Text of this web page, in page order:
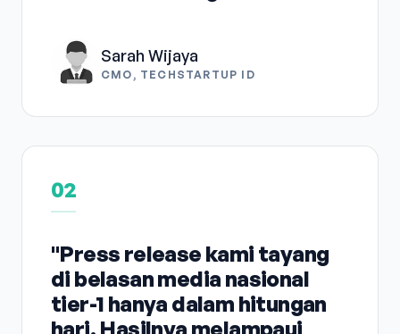
Sarah Wijaya
CMO, TECHSTARTUP ID
02
"Press release kami tayang
di belasan media nasional
tier-1 hanya dalam hitungan
hari. Hasilnya melampaui